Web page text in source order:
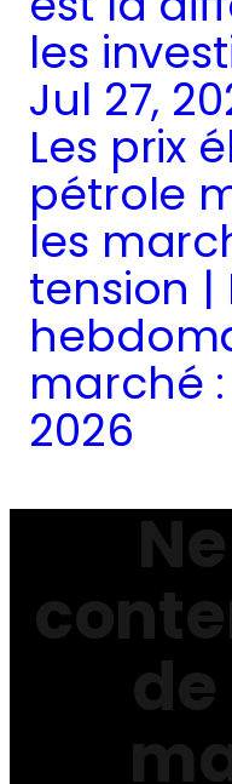
les
Jul 27,
Les prix
pétrole
les
tension |
marché
2026